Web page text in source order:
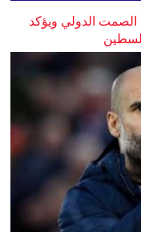
الصمت الدولي ويؤكد